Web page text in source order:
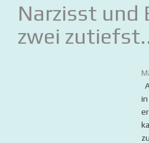
Narzisst und
zwei